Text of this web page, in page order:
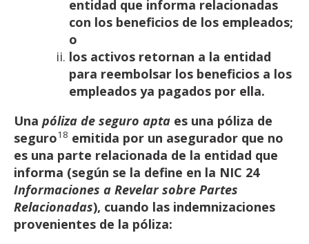
entidad que informa relacionadas
con los beneficios de los empleados;
o
los activos retornan a la entidad
para reembolsar los beneficios a los
empleados ya pagados por ella.
Una póliza de seguro apta es una póliza de
seguro18 emitida por un asegurador que no
es una parte relacionada de la entidad que
informa (según se la define en la NIC 24
Informaciones a Revelar sobre Partes
Relacionadas), cuando las indemnizaciones
provenientes de la póliza: